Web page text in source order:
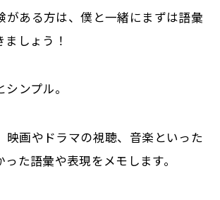
がある方は、僕と一緒にまずは語彙
しょう！
ンプル。
映画やドラマの視聴、音楽といった
た語彙や表現をメモします。